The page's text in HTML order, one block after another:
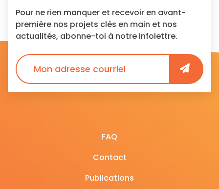
Pour ne rien manquer et recevoir en avant-
première nos projets clés en main et nos
actualités, abonne-toi à notre infolettre.
FAQ
Contact
Publications